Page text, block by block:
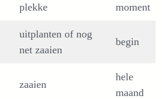
plekke
moment
uitplanten of nog
net zaaien
begin
zaaien
hele
maand